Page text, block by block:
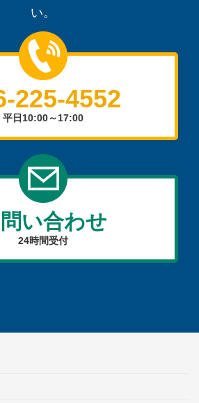
い。
225-4552
平日10:00～17:00
い合わせ
24時間受付